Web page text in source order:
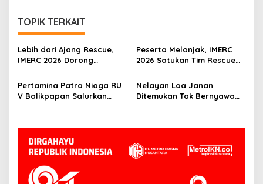
TOPIK TERKAIT
Lebih dari Ajang Rescue,
IMERC 2026 Dorong
Kompeten untuk Indonesia
Peserta Melonjak, IMERC
2026 Satukan Tim Rescue
Balikpapan
Pertamina Patra Niaga RU
V Balikpapan Salurkan
Nelayan Loa Janan
Ditemukan Tak Bernyawa
Mahakam